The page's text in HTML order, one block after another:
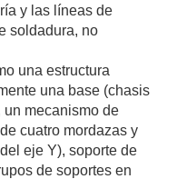
y las líneas de
soldadura, no
una estructura
una base (chasis
mecanismo de
cuatro mordazas y
eje Y), soporte de
de soportes en